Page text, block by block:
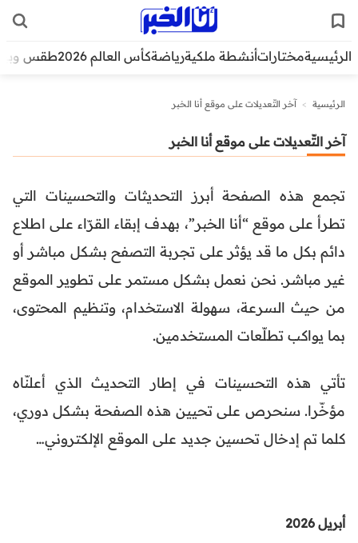
الرئيسيةمختاراتأنشطة ملكيةرياضةكأس العالم 2026 طقس
الرئيسية > آخر التّعديلات على موقع أنا الخبر
آخر التّعديلات على موقع أنا الخبر
تجمع هذه الصفحة أبرز التحديثات والتحسينات التي
تطرأ على موقع “أنا الخبر”، بهدف إبقاء القرّاء على اطلاع
دائم بكل ما قد يؤثر على تجربة التصفح بشكل مباشر أو
غير مباشر. نحن نعمل بشكل مستمر على تطوير الموقع
من حيث السرعة، سهولة الاستخدام، وتنظيم المحتوى،
بما يواكب تطلّعات المستخدمين.
تأتي هذه التحسينات في إطار التحديث الذي أعلنّاه
مؤخّرا. سنحرص على تحيين هذه الصفحة بشكل دوري،
كلما تم إدخال تحسين جديد على الموقع الإلكتروني…
أبريل 2026